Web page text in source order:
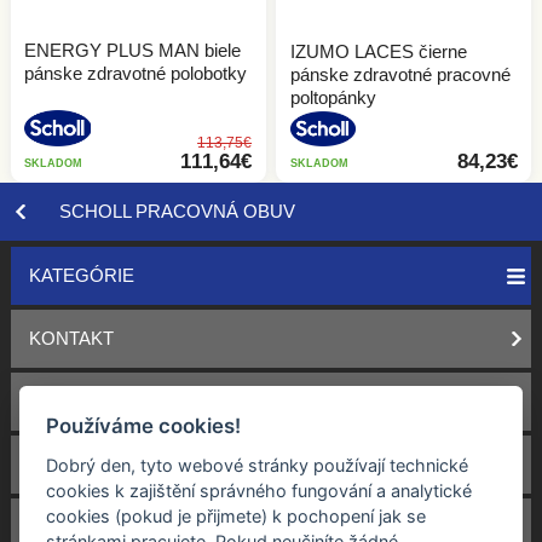
Členková obuv
Šľapky
Poltopánky
Tenisky
Vložky do topánok
ZDRAVOTNÁ OBUV
Všetky Zdravotná obuv
Členková obuv
Šľapky
Sandále
Žabky
DETSKÁ OBUV
VŠETKY DETSKÁ OBUV
ZDRAVOTNÁ OBUV
Dievčenské sandále
Dievčenské šľapky a žabky
Chlapčenské sandále
VÝPREDAJ
ENERGY PLUS MAN biele
pánske zdravotné polobotky
113,75€
111,64€
SKLADOM
IZUMO LACES čierne
pánske zdravotné pracovné
poltopánky
84,23€
SKLADOM
SCHOLL PRACOVNÁ OBUV
KATEGÓRIE
KONTAKT
DOPRAVA
VRACENÍ A REKLAMÁCIE
Používáme cookies!
Dobrý den, tyto webové stránky používají technické
cookies k zajištění správného fungování a analytické
cookies (pokud je přijmete) k pochopení jak se